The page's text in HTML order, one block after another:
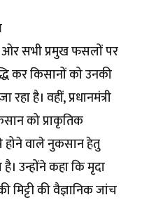
सभी प्रमुख फसलों पर
कर किसानों को उनकी
है। वहीं, प्रधानमंत्री
को प्राकृतिक
वाले नुकसान हेतु
है। उन्होंने कहा कि मृदा
मिट्टी की वैज्ञानिक जांच